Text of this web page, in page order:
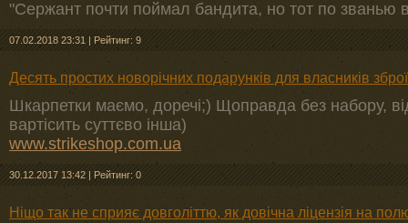
"Сержант почти поймал бандита, но тот по
07.02.2018 23:31 | Рейтинг: 9
Десять простих новорічних подарунків для власників зброї
Шкарпетки маємо, доречі;) Щоправда без набору,
вартісить суттєво інша)
www.strikeshop.com.ua
30.12.2017 13:42 | Рейтинг: 0
Ніщо так не сприяє довголіттю, як довічна ліцензія на